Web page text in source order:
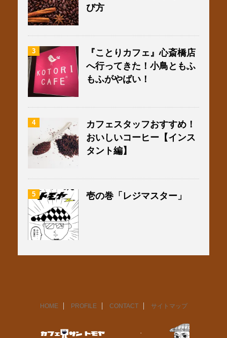
び方
3
『ことりカフェ』心斎橋店
へ行ってきた！小鳥ともふ
もふがやばい！
4
カフェスタッフおすすめ！
おいしいコーヒー【インス
タント編】
5 壱の巻「レジマスター」
HOME PROFILE CONTACT サイトマップ